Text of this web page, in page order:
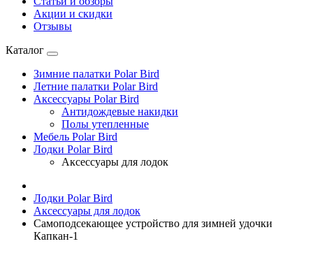
Акции и скидки
Отзывы
Каталог
Зимние палатки Polar Bird
Летние палатки Polar Bird
Аксессуары Polar Bird
Антидождевые накидки
Полы утепленные
Мебель Polar Bird
Лодки Polar Bird
Аксессуары для лодок
Лодки Polar Bird
Аксессуары для лодок
Самоподсекающее устройство для зимней удочки
Капкан-1